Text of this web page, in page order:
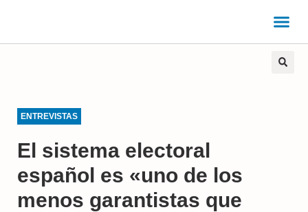
ENTREVISTAS
El sistema electoral
español es «uno de los
menos garantistas que